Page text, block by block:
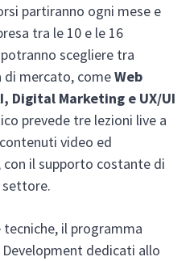
partiranno ogni mese e
tra le 10 e le 16
scegliere tra
di mercato, comeWeb
Digital Marketing e UX/UI
prevede tre lezioni live a
video ed
il supporto costante di
il programma
dedicati allo